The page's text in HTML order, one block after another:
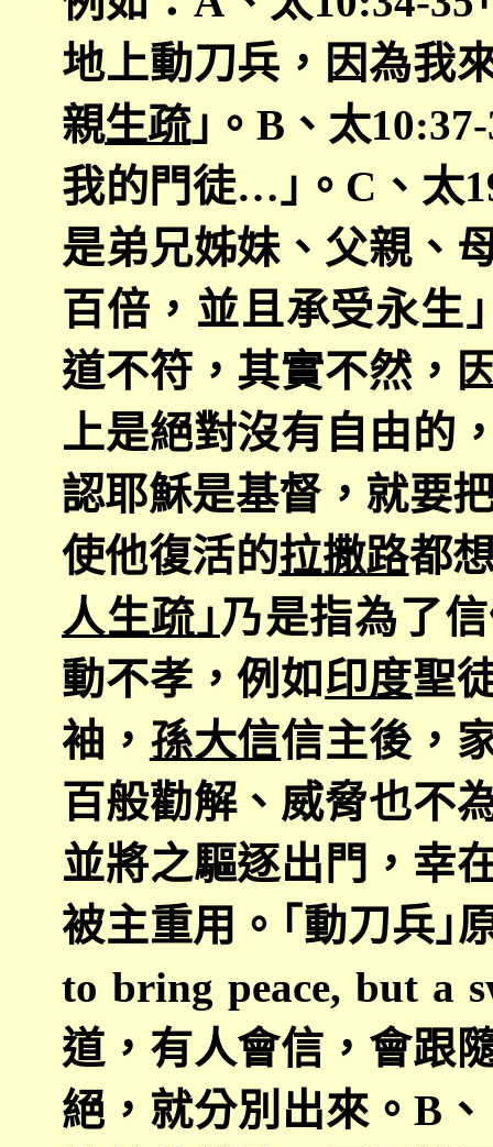
地上動刀兵，因為我
親生疏｣。 B 、太
我的門徒…｣。 C 、太
是弟兄姊妹、父親、
百倍，並且承受永生
道不符，其實不然，
上是絕對沒有自由的
認耶穌是基督，就要
使他復活的拉撒路都
人生疏｣乃是指為了
動不孝，例如 印度聖
袖， 孫大信信主後，
百般勸解、威脅也不
並將之驅逐出門，幸
被主重用。｢動刀兵｣
to bring peace, but a
道，有人會信，會跟
絕，就分別出來。 B